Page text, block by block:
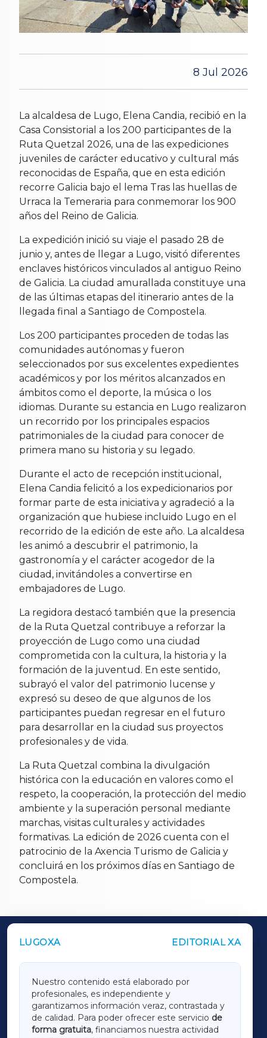
8 Jul 2026
La alcaldesa de Lugo, Elena Candia, recibió en la
Casa Consistorial a los 200 participantes de la
Ruta Quetzal 2026, una de las expediciones
juveniles de carácter educativo y cultural más
reconocidas de España, que en esta edición
recorre Galicia bajo el lema Tras las huellas de
Urraca la Temeraria para conmemorar los 900
años del Reino de Galicia.
La expedición inició su viaje el pasado 28 de
junio y, antes de llegar a Lugo, visitó diferentes
enclaves históricos vinculados al antiguo Reino
de Galicia. La ciudad amurallada constituye una
de las últimas etapas del itinerario antes de la
llegada final a Santiago de Compostela.
Los 200 participantes proceden de todas las
comunidades autónomas y fueron
seleccionados por sus excelentes expedientes
académicos y por los méritos alcanzados en
ámbitos como el deporte, la música o los
idiomas. Durante su estancia en Lugo realizaron
un recorrido por los principales espacios
patrimoniales de la ciudad para conocer de
primera mano su historia y su legado.
Durante el acto de recepción institucional,
Elena Candia felicitó a los expedicionarios por
formar parte de esta iniciativa y agradeció a la
organización que hubiese incluido Lugo en el
recorrido de la edición de este año. La alcaldesa
les animó a descubrir el patrimonio, la
gastronomía y el carácter acogedor de la
ciudad, invitándoles a convertirse en
embajadores de Lugo.
La regidora destacó también que la presencia
de la Ruta Quetzal contribuye a reforzar la
proyección de Lugo como una ciudad
comprometida con la cultura, la historia y la
formación de la juventud. En este sentido,
subrayó el valor del patrimonio lucense y
expresó su deseo de que algunos de los
participantes puedan regresar en el futuro
para desarrollar en la ciudad sus proyectos
profesionales y de vida.
La Ruta Quetzal combina la divulgación
histórica con la educación en valores como el
respeto, la cooperación, la protección del medio
ambiente y la superación personal mediante
marchas, visitas culturales y actividades
formativas. La edición de 2026 cuenta con el
patrocinio de la Axencia Turismo de Galicia y
concluirá en los próximos días en Santiago de
Compostela.
LUGOXA EDITORIAL XA
Nuestro contenido está elaborado por
profesionales, es independiente y
garantizamos información veraz, contrastada y
de calidad. Para poder ofrecer este servicio de
forma gratuita, financiamos nuestra actividad
OUTROS PERIÓDICOS
LUGOXA
TERRACHAXA